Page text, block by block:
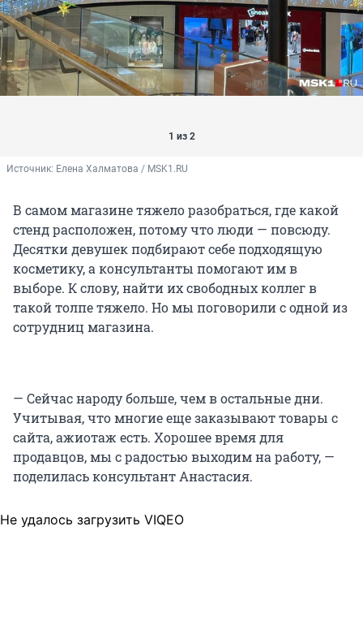
1 из 2
Источник: Елена Халматова / MSK1.RU
В самом магазине тяжело разобраться, где какой
стенд расположен, потому что люди — повсюду.
Десятки девушек подбирают себе подходящую
косметику, а консультанты помогают им в
выборе. К слову, найти их свободных коллег в
такой толпе тяжело. Но мы поговорили с одной из
сотрудниц магазина.
— Сейчас народу больше, чем в остальные дни.
Учитывая, что многие еще заказывают товары с
сайта, ажиотаж есть. Хорошее время для
продавцов, мы с радостью выходим на работу, —
поделилась консультант Анастасия.
Не удалось загрузить VIQEO